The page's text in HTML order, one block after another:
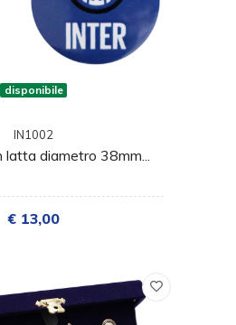
disponibile
IN1002
diametro 38mm...
€ 13,00